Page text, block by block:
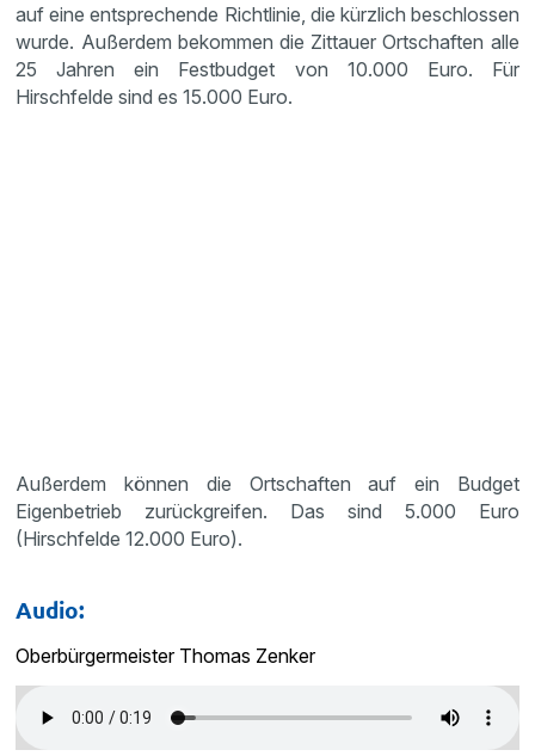
auf eine entsprechende Richtlinie, die kürzlich beschlossen
wurde. Außerdem bekommen die Zittauer Ortschaften alle
25 Jahren ein Festbudget von 10.000 Euro. Für
Hirschfelde sind es 15.000 Euro.
Außerdem können die Ortschaften auf ein Budget
Eigenbetrieb zurückgreifen. Das sind 5.000 Euro
(Hirschfelde 12.000 Euro).
Audio:
Oberbürgermeister Thomas Zenker